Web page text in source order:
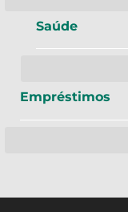
Saúde
Empréstimos